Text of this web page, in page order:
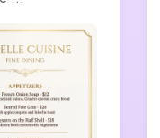
– 28 $mit
Austern in
45 $8 Unzen